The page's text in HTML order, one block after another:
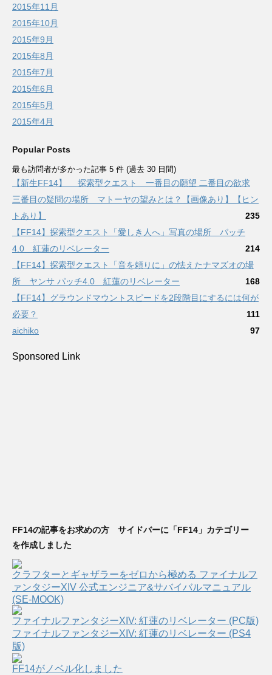
2015年11月
2015年10月
2015年9月
2015年8月
2015年7月
2015年6月
2015年5月
2015年4月
Popular Posts
最も訪問者が多かった記事 5 件 (過去 30 日間)
【新生FF14】 探索型クエスト 一番目の願望 二番目の欲求
三番目の疑問の場所 マトーヤの望みとは？【画像あり】【ヒン
トあり】
235
【FF14】探索型クエスト「愛しき人へ」写真の場所 パッチ
4.0 紅蓮のリベレーター
214
【FF14】探索型クエスト「音を頼りに」の怯えたナマズオの場
所 ヤンサ パッチ4.0 紅蓮のリベレーター
168
【FF14】グラウンドマウントスピードを2段階目にするには何が
必要？
111
aichiko
97
Sponsored Link
FF14の記事をお求めの方 サイドバーに「FF14」カテゴリー
を作成しました
クラフターとギャザラーをゼロから極める ファイナルフ
ァンタジーXIV 公式エンジニア&サバイバルマニュアル
(SE-MOOK)
ファイナルファンタジーXIV: 紅蓮のリベレーター (PC版)
ファイナルファンタジーXIV: 紅蓮のリベレーター (PS4
版)
FF14がノベル化しました